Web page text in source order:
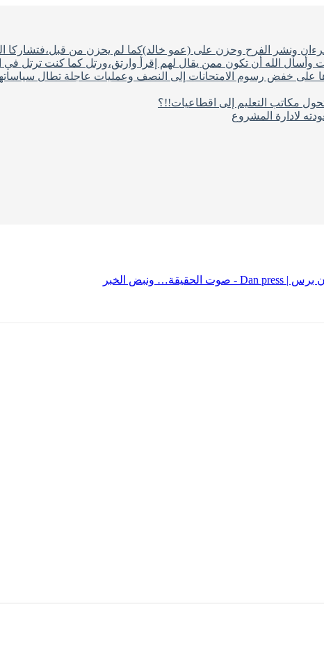
ونشر الفرح وحزن على (عمو خالد)كما لم يحزن من قبل،فتشاركا
وأسأل الله أن تكون ممن يقال لهم إقرأ وارتق،ورتل كما كنت ترتل في
على خفض رسوم الامتحانات إلى النصف وعمليات عاجلة تطال
مكاتب التعليم إلى اقطاعيات!!؟
لادارة المشروع